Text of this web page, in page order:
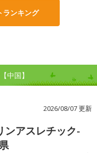
ランキング
中国】
2026/08/07 更新
ンアスレチック-